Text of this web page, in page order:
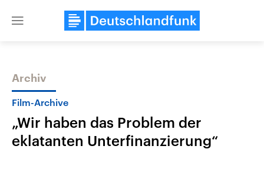
Close
Themen
Archiv
Film-Archive
„Wir haben das Problem der
eklatanten Unterfinanzierung“